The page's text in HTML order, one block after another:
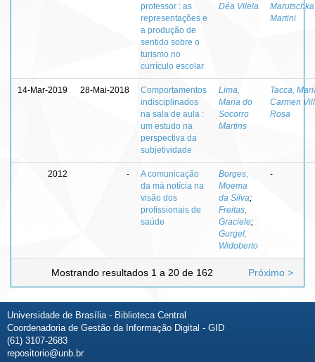
professor : as
representações e
a produção de
sentido sobre o
turismo no
currículo escolar
Déa Vilela
Marutschka
Martini
14-Mar-2019 28-Mai-2018
Comportamentos
indisciplinados
na sala de aula :
um estudo na
perspectiva da
subjetividade
Lima,
Maria do
Socorro
Martins
Tacca,
Carmen
Rosa
2012 -
A comunicação
da má notícia na
visão dos
profissionais de
saúde
Borges,
Moema
da Silva;
Freitas,
Graciele;
Gurgel,
Widoberto
-
Mostrando resultados 1 a 20 de 162 Próximo >
Universidade de Brasília - Biblioteca Central
Coordenadoria de Gestão da Informação Digital - GID
(61) 3107-2683
repositorio@unb.br